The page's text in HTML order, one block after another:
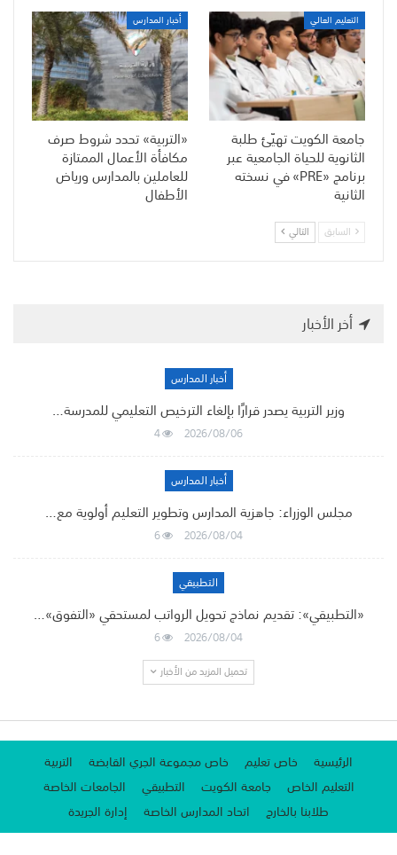
التعليم العالي
جامعة الكويت تهيّئ طلبة
الثانوية للحياة الجامعية عبر
برنامج «PRE» في نسخته
الثانية
أخبار المدارس
«التربية» تحدد شروط صرف
مكافأة الأعمال الممتازة
للعاملين بالمدارس ورياض
الأطفال
السابق التالي
أخر الأخبار
أخبار المدارس
وزير التربية يصدر قرارًا بإلغاء الترخيص التعليمي للمدرسة…
2026/08/06
4
أخبار المدارس
مجلس الوزراء: جاهزية المدارس وتطوير التعليم أولوية مع…
2026/08/04
6
التطبيقي
«التطبيقي»: تقديم نماذج تحويل الرواتب لمستحقي «التفوق»…
2026/08/04
6
تحميل المزيد من الأخبار
الرئيسية خاص تعليم خاص مجموعة الجري القابضة
التربية
التعليم الخاص
جامعة الكويت التطبيقي
الجامعات الخاصة
طلابنا بالخارج
اتحاد المدارس الخاصة إدارة الجريدة